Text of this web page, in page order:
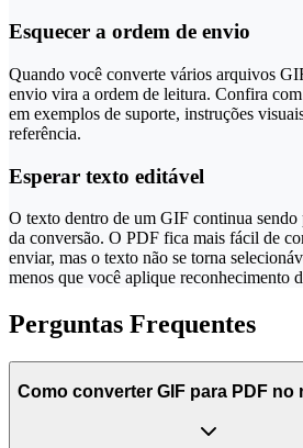
Esquecer a ordem de envio
Quando você converte vários arquivos
envio vira a ordem de leitura. Confira
em exemplos de suporte, instruções
referência.
Esperar texto editável
O texto dentro de um GIF continua sendo
da conversão. O PDF fica mais fácil de
enviar, mas o texto não se torna
menos que você aplique reconhecimento
Perguntas Frequentes
Como converter GIF para PDF no